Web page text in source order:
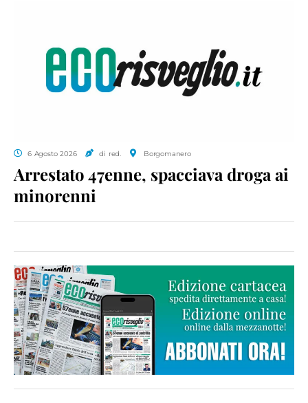
6 Agosto 2026 di red. Borgomanero
Arrestato 47enne, spacciava droga ai
minorenni